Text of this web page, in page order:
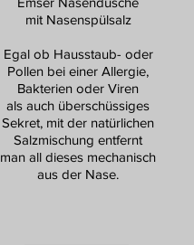
mit Nasenspülsalz
Egal ob Hausstaub- oder
Pollen bei einer Allergie,
Bakterien oder Viren
als auch überschüssiges
Sekret, mit der natürlichen
Salzmischung entfernt
man all dieses mechanisch
aus der Nase.